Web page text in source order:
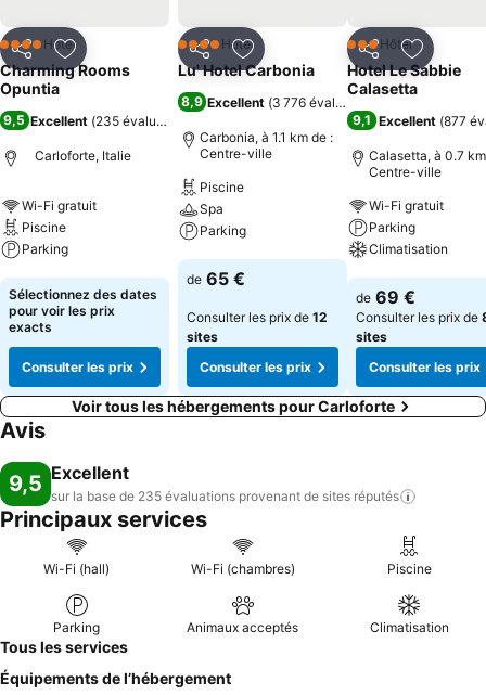
PartagerAjouter à mes favoris
4 ÉtoilesHôtel
Charming Rooms
Opuntia
9,5 Excellent (235 évaluations
Carloforte, Italie
Wi-Fi gratuit
Piscine
Parking
Consulter les prix
Sélectionnez des dates
pour voir les prix
exacts
Consulter les prix
PartagerAjouter à mes favoris
4 ÉtoilesHôtel
Lu' Hotel Carbonia
8,9 Excellent (3 776 évaluations
Carbonia, à 1.1 km de :
Centre-ville
Piscine
Spa
Parking
Consulter les prix
de 65 €
Consulter les prix de 12
sites
Consulter les prix
PartagerAjouter
3 ÉtoilesHôtel
Hotel Le Sabbie
Calasetta
9,1 Excellent (877
Calasetta, à 0.7
Centre-ville
Wi-Fi gratuit
Parking
Climatisation
Consulter les
de 69 €
Consulter les prix de
sites
Consulter les prix
Voir tous les hébergements pour Carloforte
Avis
9,5 Excellent
sur la base de 235 évaluations provenant de sites réputés
Principaux services
Wi-Fi (hall) Wi-Fi (chambres) Piscine
Parking Animaux acceptés Climatisation
Tous les services
Équipements de l’hébergement